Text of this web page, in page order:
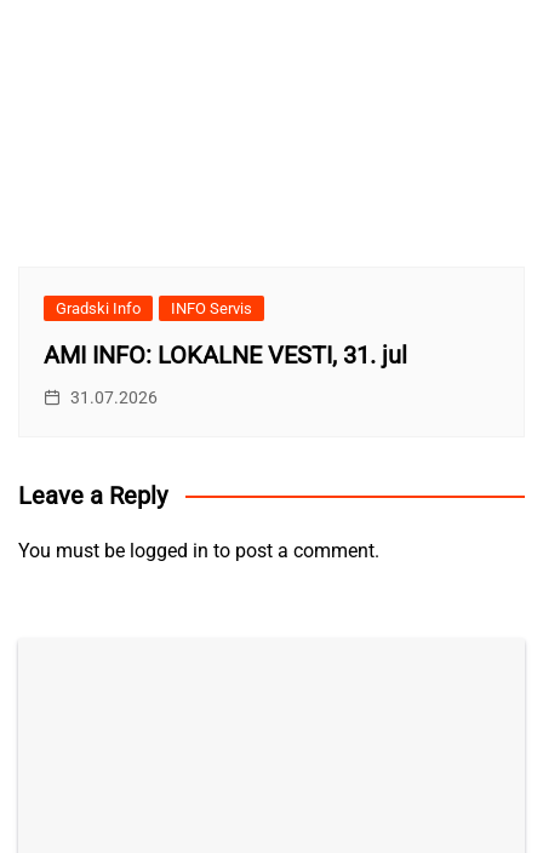
Gradski Info INFO Servis
AMI INFO: LOKALNE VESTI, 31. jul
31.07.2026
Leave a Reply
You must be logged in to post a comment.